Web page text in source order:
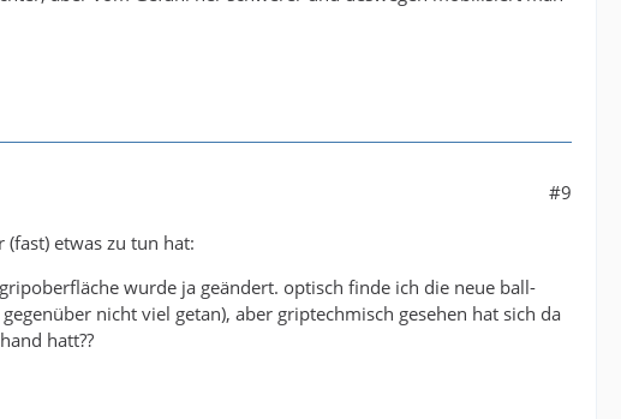
#9
etwas zu tun hat:
wurde ja geändert. optisch finde ich die neue ball-
nicht viel getan), aber griptechmisch gesehen hat sich da
hatt??